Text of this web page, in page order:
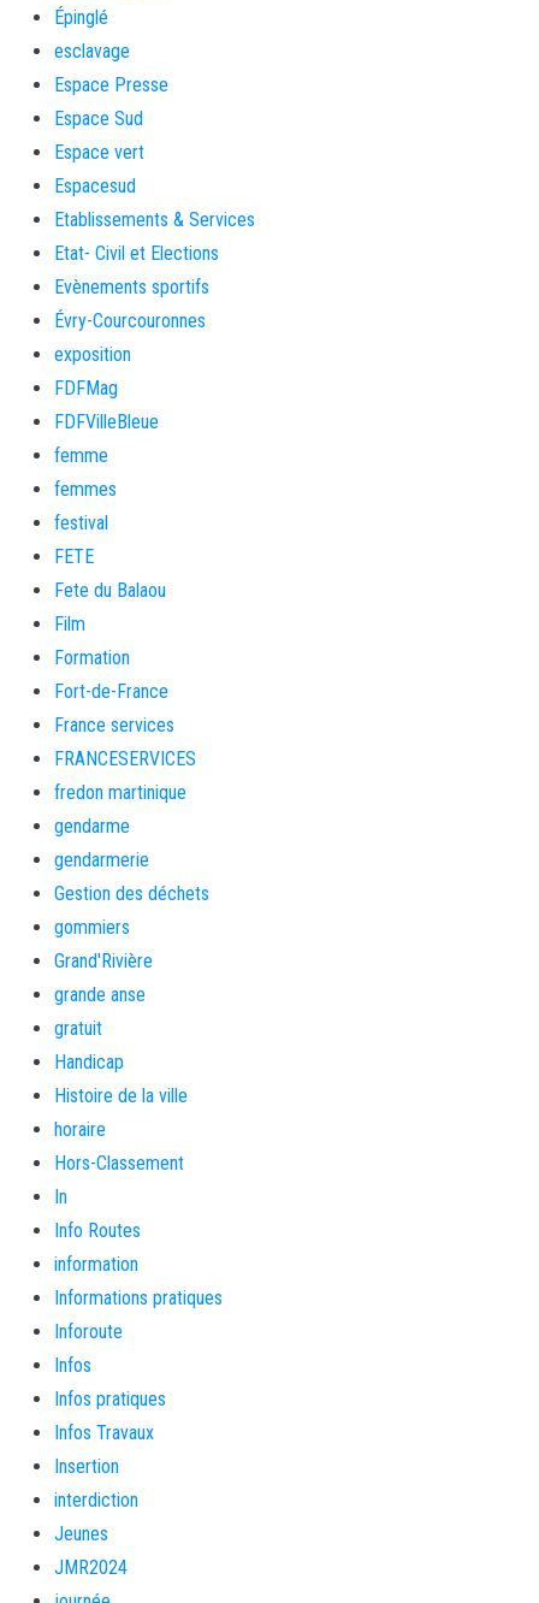
Épinglé
esclavage
Espace Presse
Espace Sud
Espace vert
Espacesud
Etablissements & Services
Etat- Civil et Elections
Evènements sportifs
Évry-Courcouronnes
exposition
FDFMag
FDFVilleBleue
femme
femmes
festival
FETE
Fete du Balaou
Film
Formation
Fort-de-France
France services
FRANCESERVICES
fredon martinique
gendarme
gendarmerie
Gestion des déchets
gommiers
Grand'Rivière
grande anse
gratuit
Handicap
Histoire de la ville
horaire
Hors-Classement
In
Info Routes
information
Informations pratiques
Inforoute
Infos
Infos pratiques
Infos Travaux
Insertion
interdiction
Jeunes
JMR2024